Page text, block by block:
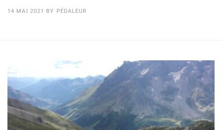
14 MAI 2021 BY PÉDALEUR